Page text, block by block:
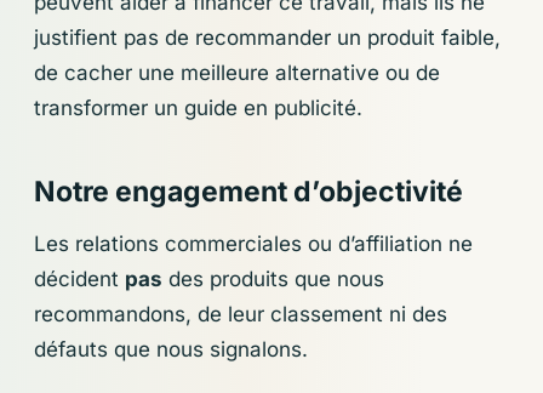
justifient pas de recommander un produit faible,
de cacher une meilleure alternative ou de
transformer un guide en publicité.
Notre engagement d’objectivité
Les relations commerciales ou d’affiliation ne
décident pas des produits que nous
recommandons, de leur classement ni des
défauts que nous signalons.